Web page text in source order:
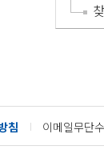
침 이메일무단